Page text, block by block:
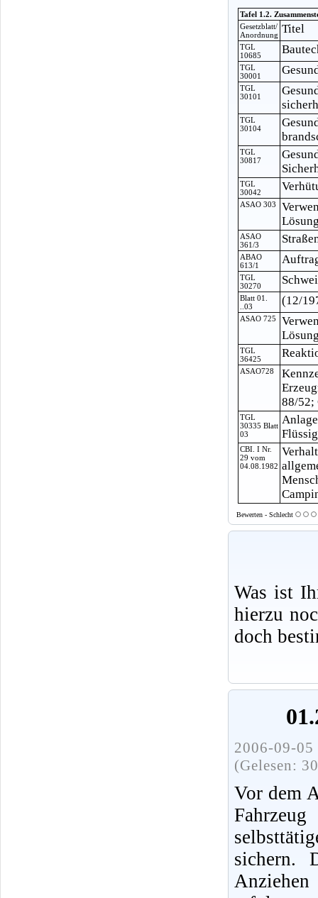
Tafel 1.2.
Gesetzblatt/
Anordnung Titel
TGL
10685
TGL
30001
TGL
30101
TGL
30104
TGL
30817
TGL
30042
ASAO 303
ASAO
361/3
ABAO
613/1
TGL
30270
Blatt 01.
..03
(12/
ASAO 725
TGL
36425
ASAO728
88/52;
TGL
30335 Blatt
03
CBI. I Nr.
29 vom
04.08.1982
Bewerten - Schlecht
Was ist
hierzu
doch
2006-09-
(Gelesen:
Vor dem
sichern.
Anziehen